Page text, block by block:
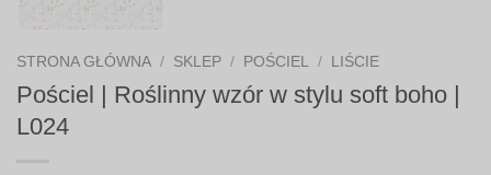
STRONA GŁÓWNA / SKLEP / POŚCIEL / LIŚCIE
Pościel | Roślinny wzór w stylu soft boho |
L024